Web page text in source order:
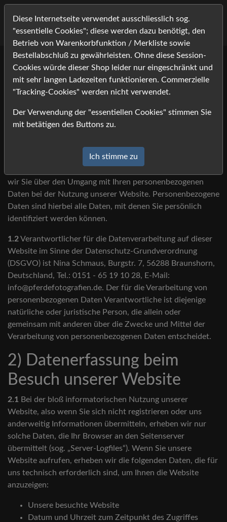
Datenschutzerklärung
1) Einleitung und
Kontaktdaten des
Wir freuen uns, dass Sie unsere Website besuchen und
wir Sie über den Umgang mit Ihren personenbezogenen
Daten bei der Nutzung unserer Website. Personenbezogene
Daten sind hierbei alle Daten, mit denen Sie persönlich
identifiziert werden können.
1.2Verantwortlicher für die Datenverarbeitung auf dieser
Website im Sinne der Datenschutz-Grundverordnung
(DSGVO) ist Nina Schmaus, Burgstr. 7, 56288 Braunshorn,
Deutschland, Tel.: 0151 - 65 19 10 28, E-Mail:
info@pferdefotografien.de. Der für die Verarbeitung von
personenbezogenen Daten Verantwortliche ist diejenige
natürliche oder juristische Person, die allein oder
gemeinsam mit anderen über die Zwecke und Mittel der
Verarbeitung von personenbezogenen Daten entscheidet.
2) Datenerfassung beim
Besuch unserer Website
2.1 Bei der bloß informatorischen Nutzung unserer
Website, also wenn Sie sich nicht registrieren oder uns
anderweitig Informationen übermitteln, erheben wir nur
solche Daten, die Ihr Browser an den Seitenserver
übermittelt (sog. „Server-Logfiles“). Wenn Sie unsere
Website aufrufen, erheben wir die folgenden Daten, die für
uns technisch erforderlich sind, um Ihnen die Website
anzuzeigen:
Unsere besuchte Website
Datum und Uhrzeit zum Zeitpunkt des Zugriffes
Diese Internetseite verwendet ausschliesslich sog.
"essentielle Cookies"; diese werden dazu benötigt, den
Betrieb von Warenkorbfunktion / Merkliste sowie
Bestellabschluß zu gewährleisten. Ohne diese Session-
Cookies würde dieser Shop leider nur eingeschränkt und
mit sehr langen Ladezeiten funktionieren. Commerzielle
"Tracking-Cookies" werden nicht verwendet.
Der Verwendung der "essentiellen Cookies" stimmen Sie
mit betätigen des Buttons zu.
Ich stimme zu